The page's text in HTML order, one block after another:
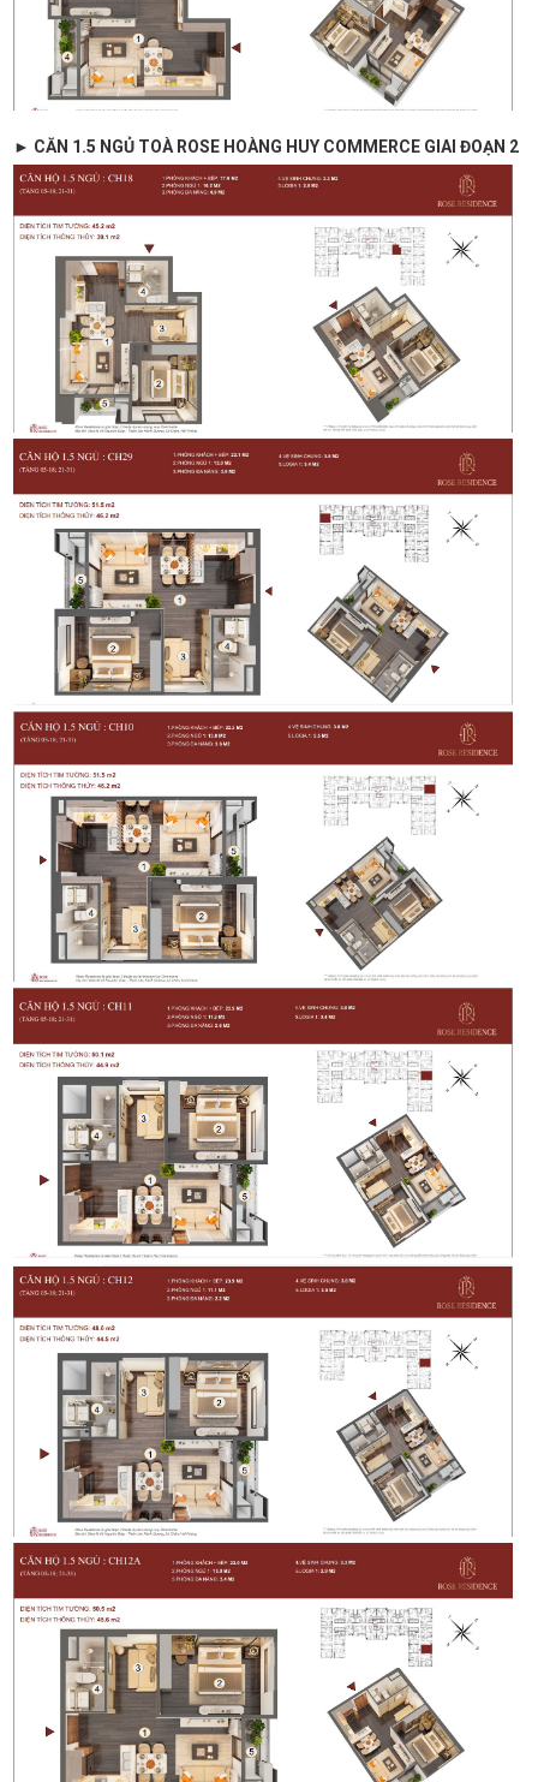
► CĂN 1.5 NGỦ TOÀ ROSE HOÀNG HUY COMMERCE GIAI ĐOẠN 2